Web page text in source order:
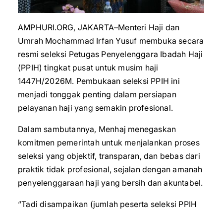
AMPHURI.ORG, JAKARTA–Menteri Haji dan
Umrah Mochammad Irfan Yusuf membuka secara
resmi seleksi Petugas Penyelenggara Ibadah Haji
(PPIH) tingkat pusat untuk musim haji
1447H/2026M. Pembukaan seleksi PPIH ini
menjadi tonggak penting dalam persiapan
pelayanan haji yang semakin profesional.
Dalam sambutannya, Menhaj menegaskan
komitmen pemerintah untuk menjalankan proses
seleksi yang objektif, transparan, dan bebas dari
praktik tidak profesional, sejalan dengan amanah
penyelenggaraan haji yang bersih dan akuntabel.
“Tadi disampaikan (jumlah peserta seleksi PPIH